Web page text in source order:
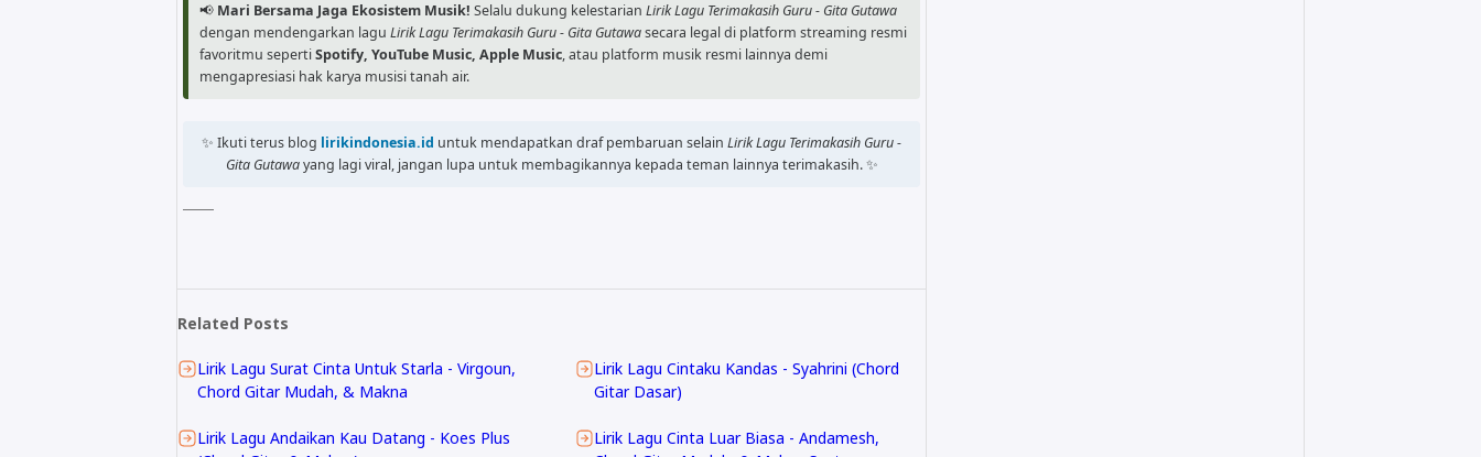
📢 Mari Bersama Jaga Ekosistem Musik! Selalu dukung kelestarian Lirik Lagu Terimakasih Guru - Gita Gutawa
dengan mendengarkan lagu Lirik Lagu Terimakasih Guru - Gita Gutawasecara legal di platform streaming resmi
favoritmu sepertiSpotify, YouTube Music, Apple Music, atau platform musik resmi lainnya demi
mengapresiasi hak karya musisi tanah air.
✨ Ikuti terus blog lirikindonesia.id untuk mendapatkan draf pembaruan selain Lirik Lagu Terimakasih Guru -
Gita Gutawayang lagi viral, jangan lupa untuk membagikannya kepada teman lainnya terimakasih. ✨
Related Posts
Lirik Lagu Surat Cinta Untuk Starla - Virgoun,
Chord Gitar Mudah, & Makna
Lirik Lagu Cintaku Kandas - Syahrini (Chord
Gitar Dasar)
Lirik Lagu Andaikan Kau Datang - Koes Plus
Lirik Lagu Cinta Luar Biasa - Andamesh,